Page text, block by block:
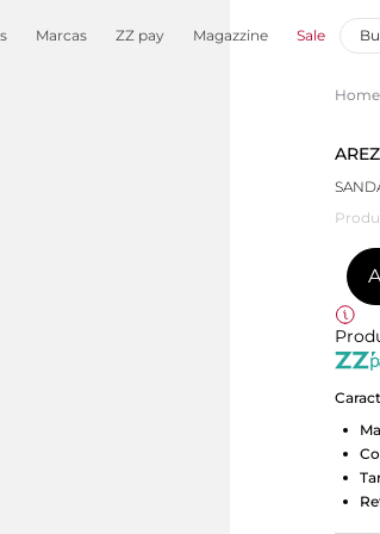
Marcas ZZ pay Magazzine Sale
Home